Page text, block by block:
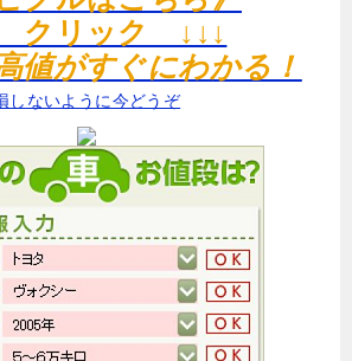
クリック ↓↓↓
値がすぐにわかる！
しないように今どうぞ